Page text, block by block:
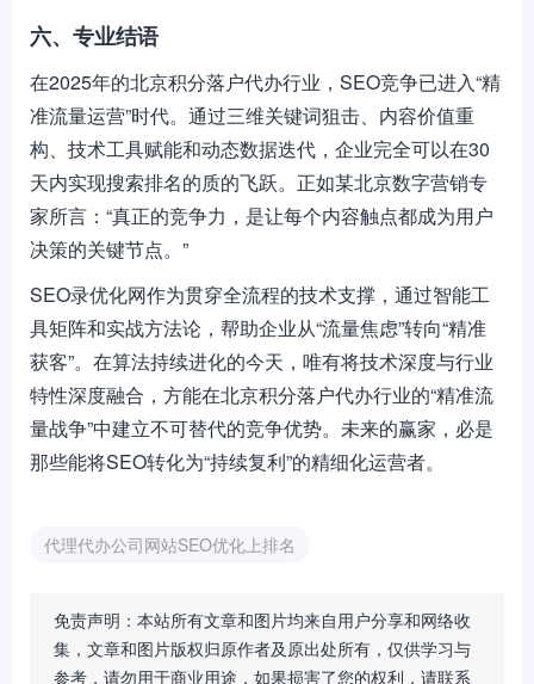
六、专业结语
在2025年的北京积分落户代办行业，SEO竞争已进入“精
准流量运营”时代。通过三维关键词狙击、内容价值重
构、技术工具赋能和动态数据迭代，企业完全可以在30
天内实现搜索排名的质的飞跃。正如某北京数字营销专
家所言：“真正的竞争力，是让每个内容触点都成为用户
决策的关键节点。”
SEO录优化网作为贯穿全流程的技术支撑，通过智能工
具矩阵和实战方法论，帮助企业从“流量焦虑”转向“精准
获客”。在算法持续进化的今天，唯有将技术深度与行业
特性深度融合，方能在北京积分落户代办行业的“精准流
量战争”中建立不可替代的竞争优势。未来的赢家，必是
那些能将SEO转化为“持续复利”的精细化运营者。
代理代办公司网站SEO优化上排名
免责声明：本站所有文章和图片均来自用户分享和网络收
集，文章和图片版权归原作者及原出处所有，仅供学习与
参考，请勿用于商业用途，如果损害了您的权利，请联系